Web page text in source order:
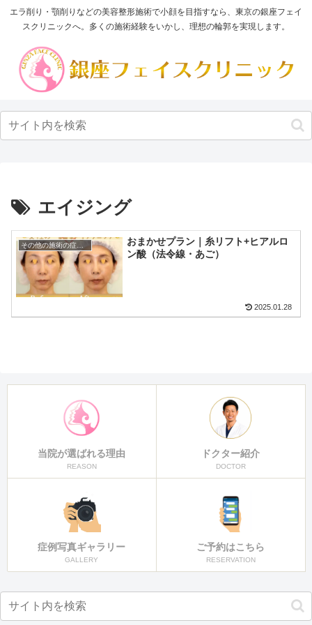
エラ削り・顎削りなどの美容整形施術で小顔を目指すなら、東京の銀座フェイ
スクリニックへ。多くの施術経験をいかし、理想の輪郭を実現します。
エイジング
その他の施術の症例写真
おまかせプラン｜糸リフト+ヒアルロ
ン酸（法令線・あご）
2025.01.28
当院が選ばれる理由
REASON
ドクター紹介
DOCTOR
症例写真ギャラリー
GALLERY
ご予約はこちら
RESERVATION